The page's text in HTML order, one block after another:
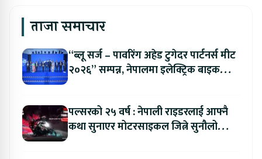
ताजा समाचार
“ब्लू सर्ज – पावरिंग अहेड टुगेदर पार्टनर्स मीट
२०२६” सम्पन्न, नेपालमा इलेक्ट्रिक बाइक
पल्सरको २५ वर्ष : नेपाली राइडरलाई आफ्नै
कथा सुनाएर मोटरसाइकल जित्ने सुनौलो